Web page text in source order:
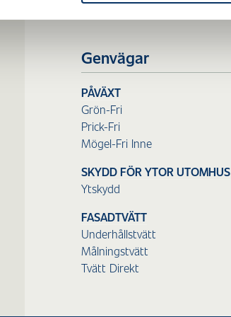
Genvägar
PÅVÄXT
Grön-Fri
Prick-Fri
Mögel-Fri Inne
SKYDD FÖR YTOR UTOMHUS
Ytskydd
FASADTVÄTT
Underhållstvätt
Målningstvätt
Tvätt Direkt